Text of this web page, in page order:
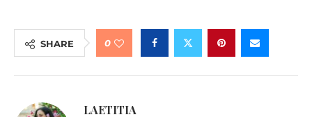
SHARE 0
LAETITIA